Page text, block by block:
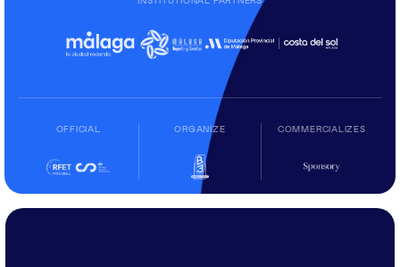
OFFICIAL ORGANIZE COMMERCIALIZES